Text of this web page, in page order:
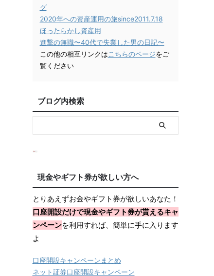
グ
2020年への資産運用の旅since2011.7.18
ほったらかし資産用
進撃の無職〜40代で失業した男の日記〜
この他の相互リンクはこちらのページをご
覧ください
ブログ内検索
現金やギフト券が欲しい方へ
とりあえずお金やギフト券が欲しいあなた！
口座開設だけで現金やギフト券が貰えるキャ
ンペーンを利用すれば、簡単に手に入ります
よ
口座開設キャンペーンまとめ
ネット証券口座開設キャンペーン